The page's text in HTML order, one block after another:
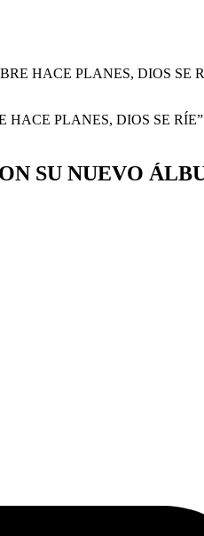
HACE PLANES, DIOS SE
SU NUEVO